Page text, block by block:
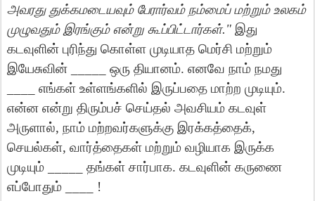
அவரது துக்கமடையவும் பேரார்வம் நம்மைப் மற்றும் உலகம்
முழுவதும் இரங்கும் என்று கூப்பிட்டார்கள்." இது
கடவுளின் புரிந்து கொள்ள முடியாத மெர்சி மற்றும்
இயேசுவின்
ஒரு தியானம். எனவே நாம் நமது
எங்கள் உள்ளங்களில் இருப்பதை மாற்ற முடியும்.
என்ன என்று திரும்பச் செய்தல் அவசியம் கடவுள்
அருளால், நாம் மற்றவர்களுக்கு இரக்கத்தைக்,
செயல்கள், வார்த்தைகள் மற்றும் வழியாக இருக்க
முடியும்
தங்கள் சார்பாக. கடவுளின் கருணை
எப்போதும் ____ !